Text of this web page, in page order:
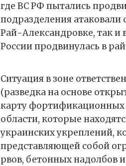
где ВС РФ пытались
подразделения атаковали
Рай-Александровке, так и
России продвинулась в
Ситуация в зоне
(разведка на основе
карту фортификационных
области, которые
украинских укреплений,
представляющей собой
рвов, бетонных надолбов